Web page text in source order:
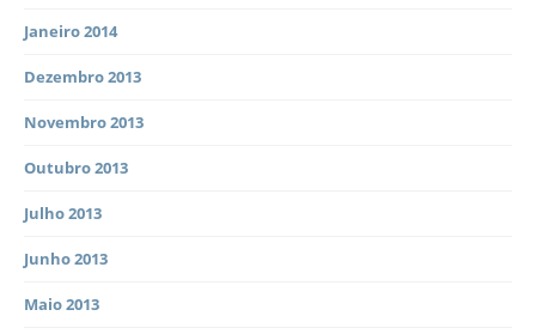
Janeiro 2014
Dezembro 2013
Novembro 2013
Outubro 2013
Julho 2013
Junho 2013
Maio 2013